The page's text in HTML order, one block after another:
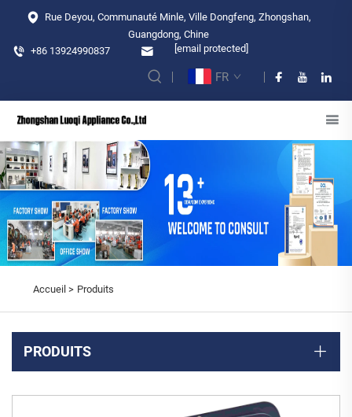
Rue Deyou, Communauté Minle, Ville Dongfeng, Zhongshan,
Guangdong, Chine
+86 13924990837
[email protected]
FR
Accueil > Produits
PRODUITS